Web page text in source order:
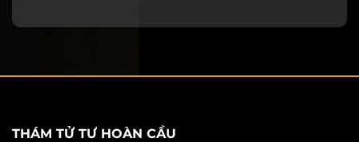
THÁM TỬ TƯ HOÀN CẦU